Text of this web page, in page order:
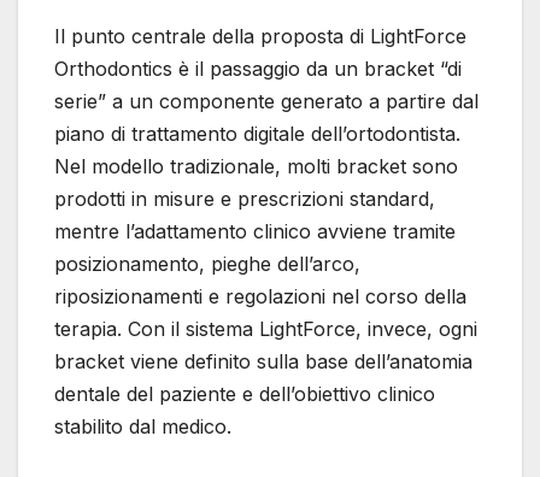
Il punto centrale della proposta di LightForce
Orthodontics è il passaggio da un bracket “di
serie” a un componente generato a partire dal
piano di trattamento digitale dell’ortodontista.
Nel modello tradizionale, molti bracket sono
prodotti in misure e prescrizioni standard,
mentre l’adattamento clinico avviene tramite
posizionamento, pieghe dell’arco,
riposizionamenti e regolazioni nel corso della
terapia. Con il sistema LightForce, invece, ogni
bracket viene definito sulla base dell’anatomia
dentale del paziente e dell’obiettivo clinico
stabilito dal medico.